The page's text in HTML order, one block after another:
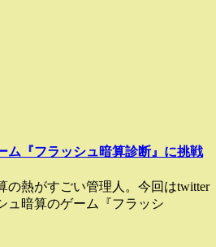
ム『フラッシュ暗算診断』に挑戦
の熱がすごい管理人。今回はtwitter
ュ暗算のゲーム『フラッシ